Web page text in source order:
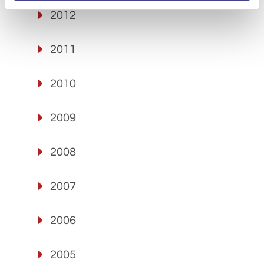
2012
2011
2010
2009
2008
2007
2006
2005